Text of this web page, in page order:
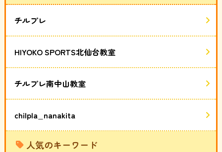
チルプレ
HIYOKO SPORTS北仙台教室
チルプレ南中山教室
chilpla_nanakita
人気のキーワード